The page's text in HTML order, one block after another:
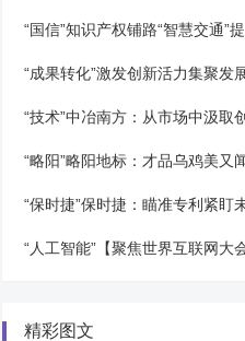
“国信”知识产权铺路“智慧交通”
“成果转化”激发创新活力集聚发
“技术”中冶南方：从市场中汲取
“略阳”略阳地标：才品乌鸡美又
“保时捷”保时捷：瞄准专利紧盯
“人工智能”【聚焦世界互联网大
精彩图文